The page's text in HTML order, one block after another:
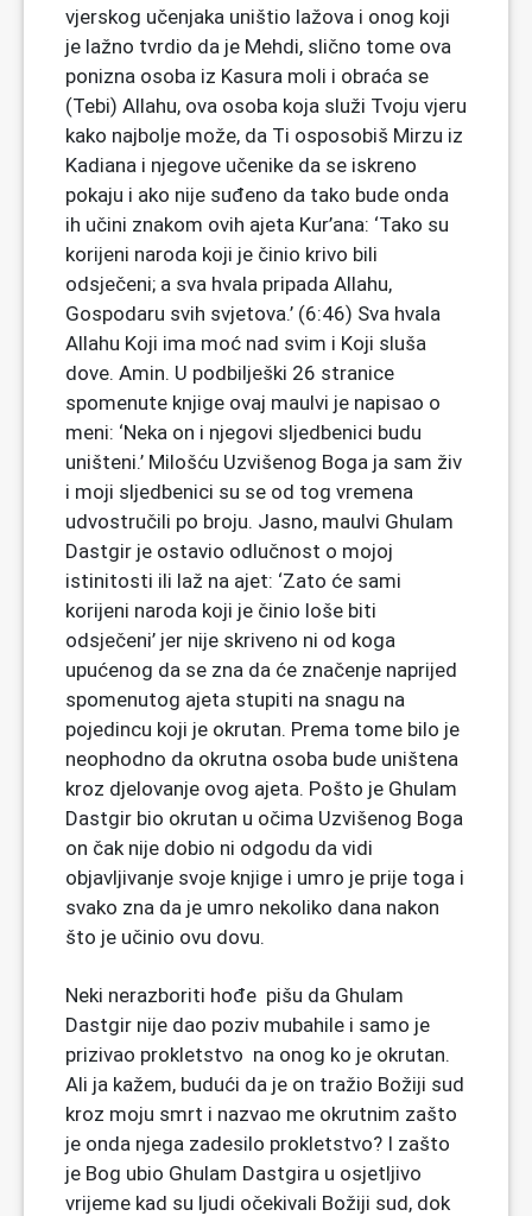
vjerskog učenjaka uništio lažova i onog koji
je lažno tvrdio da je Mehdi, slično tome ova
ponizna osoba iz Kasura moli i obraća se
(Tebi) Allahu, ova osoba koja služi Tvoju vjeru
kako najbolje može, da Ti osposobiš Mirzu iz
Kadiana i njegove učenike da se iskreno
pokaju i ako nije suđeno da tako bude onda
ih učini znakom ovih ajeta Kur’ana: ‘Tako su
korijeni naroda koji je činio krivo bili
odsječeni; a sva hvala pripada Allahu,
Gospodaru svih svjetova.’ (6:46) Sva hvala
Allahu Koji ima moć nad svim i Koji sluša
dove. Amin. U podbilješki 26 stranice
spomenute knjige ovaj maulvi je napisao o
meni: ‘Neka on i njegovi sljedbenici budu
uništeni.’ Milošću Uzvišenog Boga ja sam živ
i moji sljedbenici su se od tog vremena
udvostručili po broju. Jasno, maulvi Ghulam
Dastgir je ostavio odlučnost o mojoj
istinitosti ili laž na ajet: ‘Zato će sami
korijeni naroda koji je činio loše biti
odsječeni’ jer nije skriveno ni od koga
upućenog da se zna da će značenje naprijed
spomenutog ajeta stupiti na snagu na
pojedincu koji je okrutan. Prema tome bilo je
neophodno da okrutna osoba bude uništena
kroz djelovanje ovog ajeta. Pošto je Ghulam
Dastgir bio okrutan u očima Uzvišenog Boga
on čak nije dobio ni odgodu da vidi
objavljivanje svoje knjige i umro je prije toga i
svako zna da je umro nekoliko dana nakon
što je učinio ovu dovu.
Neki nerazboriti hođe pišu da Ghulam
Dastgir nije dao poziv mubahile i samo je
prizivao prokletstvo na onog ko je okrutan.
Ali ja kažem, budući da je on tražio Božiji sud
kroz moju smrt i nazvao me okrutnim zašto
je onda njega zadesilo prokletstvo? I zašto
je Bog ubio Ghulam Dastgira u osjetljivo
vrijeme kad su ljudi očekivali Božiji sud, dok